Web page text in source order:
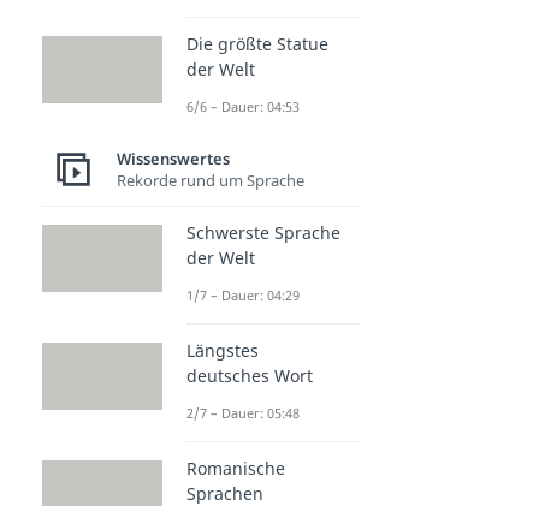
Die größte Statue
der Welt
6/6 – Dauer: 04:53
Wissenswertes
Rekorde rund um Sprache
Schwerste Sprache
der Welt
1/7 – Dauer: 04:29
Längstes
deutsches Wort
2/7 – Dauer: 05:48
Romanische
Sprachen